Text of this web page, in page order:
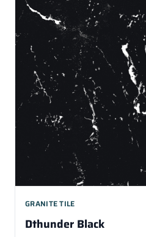
GRANITE TILE
Dthunder Black